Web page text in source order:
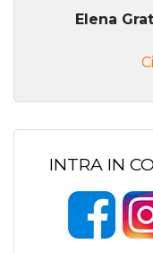
Elena
INTRA IN